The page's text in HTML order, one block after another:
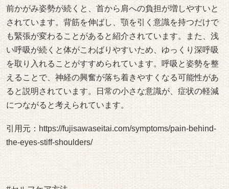
前かがみ姿勢が続くと、首から肩への負担が増しやすいと
されています。背筋を伸ばし、顎を引く意識を持つだけで
も緊張が変わることがあると紹介されています。また、浅
い呼吸が続くと体がこわばりやすいため、ゆっくり深呼吸
を取り入れることがすすめられています。呼吸と姿勢を整
えることで、神経の興奮が落ち着きやすくなる可能性があ
ると説明されています。日常の小さな意識が、症状の軽減
につながると考えられています。
引用元： https://fujisawaseitai.com/symptoms/pain-behind-
the-eyes-stiff-shoulders/